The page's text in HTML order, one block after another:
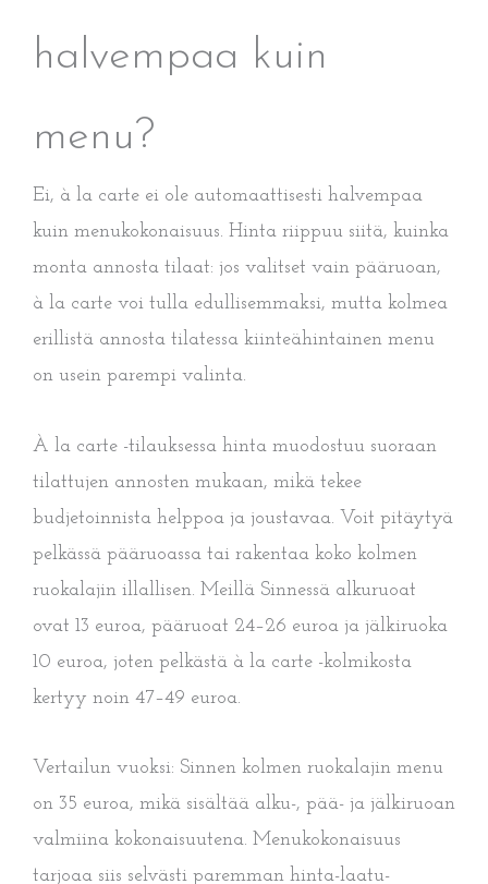
halvempaa kuin
menu?
Ei, à la carte ei ole automaattisesti halvempaa
kuin menukokonaisuus. Hinta riippuu siitä, kuinka
monta annosta tilaat: jos valitset vain pääruoan,
à la carte voi tulla edullisemmaksi, mutta kolmea
erillistä annosta tilatessa kiinteähintainen menu
on usein parempi valinta.
À la carte -tilauksessa hinta muodostuu suoraan
tilattujen annosten mukaan, mikä tekee
budjetoinnista helppoa ja joustavaa. Voit pitäytyä
pelkässä pääruoassa tai rakentaa koko kolmen
ruokalajin illallisen. Meillä Sinnessä alkuruoat
ovat 13 euroa, pääruoat 24–26 euroa ja jälkiruoka
10 euroa, joten pelkästä à la carte -kolmikosta
kertyy noin 47–49 euroa.
Vertailun vuoksi: Sinnen kolmen ruokalajin menu
on 35 euroa, mikä sisältää alku-, pää- ja jälkiruoan
valmiina kokonaisuutena. Menukokonaisuus
tarjoaa siis selvästi paremman hinta-laatu-